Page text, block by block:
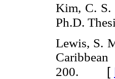
Kim, C. S.
Ph.D.
Lewis, S.
200. [